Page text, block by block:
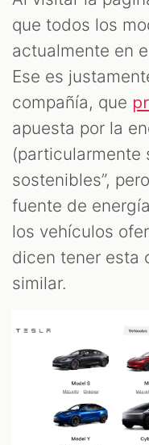
que todos los
actualmente en
Ese es
compañía, que
apuesta por la
(particularmente
sostenibles”,
fuente de
los vehículos
dicen tener esta
similar.